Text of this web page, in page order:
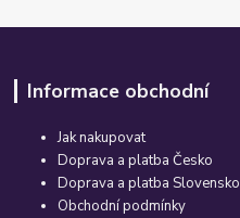
Informace obchodní
Jak nakupovat
Doprava a platba Česko
Doprava a platba Slovensko
Obchodní podmínky